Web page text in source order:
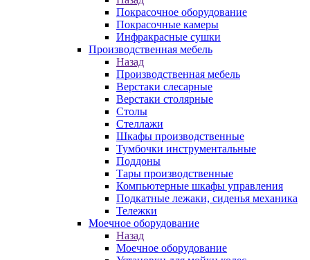
Покрасочное оборудование
Покрасочные камеры
Инфракрасные сушки
Производственная мебель
Назад
Производственная мебель
Верстаки слесарные
Верстаки столярные
Столы
Стеллажи
Шкафы производственные
Тумбочки инструментальные
Поддоны
Тары производственные
Компьютерные шкафы управления
Подкатные лежаки, сиденья механика
Тележки
Моечное оборудование
Назад
Моечное оборудование